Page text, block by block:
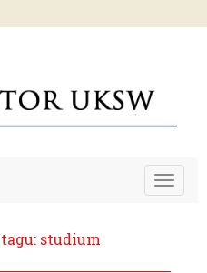
Toggle
studium